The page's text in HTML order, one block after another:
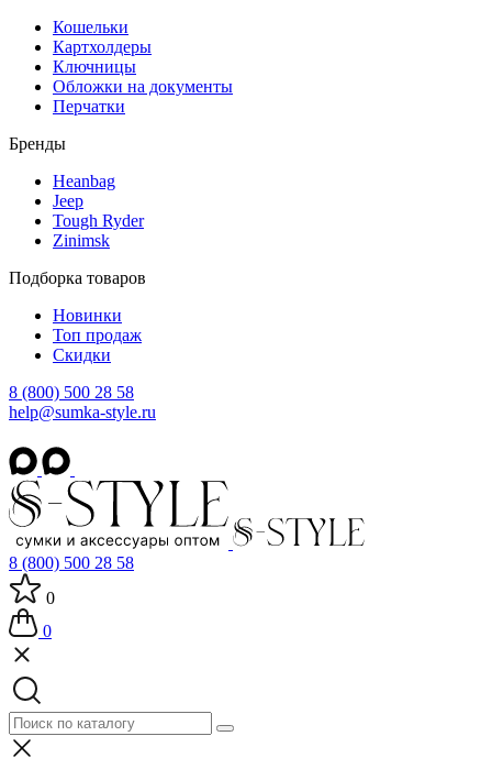
Кошельки
Картхолдеры
Ключницы
Обложки на документы
Перчатки
Бренды
Heanbag
Jeep
Tough Ryder
Zinimsk
Подборка товаров
Новинки
Топ продаж
Скидки
8 (800) 500 28 58
help@sumka-style.ru
8 (800) 500 28 58
0
0